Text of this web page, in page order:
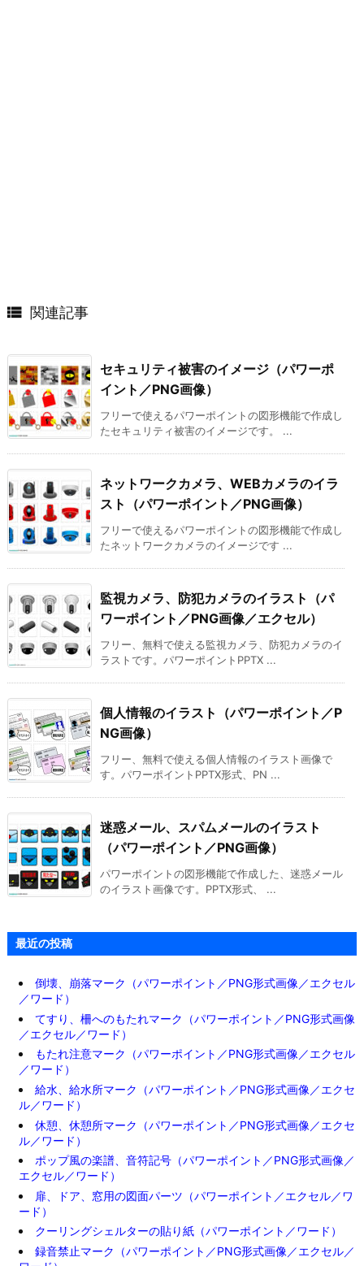
 関連記事
セキュリティ被害のイメージ（パワーポ
イント／PNG画像）
フリーで使えるパワーポイントの図形機能で作成し
たセキュリティ被害のイメージです。 ...
ネットワークカメラ、WEBカメラのイラ
スト（パワーポイント／PNG画像）
フリーで使えるパワーポイントの図形機能で作成し
たネットワークカメラのイメージです ...
監視カメラ、防犯カメラのイラスト（パ
ワーポイント／PNG画像／エクセル）
フリー、無料で使える監視カメラ、防犯カメラのイ
ラストです。パワーポイントPPTX ...
個人情報のイラスト（パワーポイント／P
NG画像）
フリー、無料で使える個人情報のイラスト画像で
す。パワーポイントPPTX形式、PN ...
迷惑メール、スパムメールのイラスト
（パワーポイント／PNG画像）
パワーポイントの図形機能で作成した、迷惑メール
のイラスト画像です。PPTX形式、 ...
最近の投稿
倒壊、崩落マーク（パワーポイント／PNG形式画像／エクセル
／ワード）
てすり、柵へのもたれマーク（パワーポイント／PNG形式画像
／エクセル／ワード）
もたれ注意マーク（パワーポイント／PNG形式画像／エクセル
／ワード）
給水、給水所マーク（パワーポイント／PNG形式画像／エクセ
ル／ワード）
休憩、休憩所マーク（パワーポイント／PNG形式画像／エクセ
ル／ワード）
ポップ風の楽譜、音符記号（パワーポイント／PNG形式画像／
エクセル／ワード）
扉、ドア、窓用の図面パーツ（パワーポイント／エクセル／ワ
ード）
クーリングシェルターの貼り紙（パワーポイント／ワード）
録音禁止マーク（パワーポイント／PNG形式画像／エクセル／